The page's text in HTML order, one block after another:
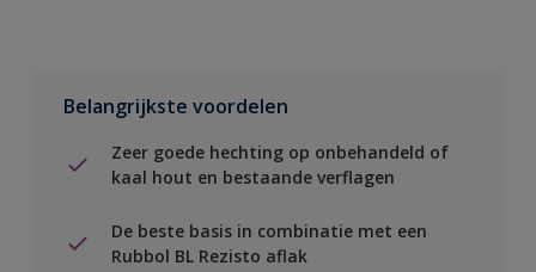
Belangrijkste voordelen
Zeer goede hechting op onbehandeld of
kaal hout en bestaande verflagen
De beste basis in combinatie met een
Rubbol BL Rezisto aflak